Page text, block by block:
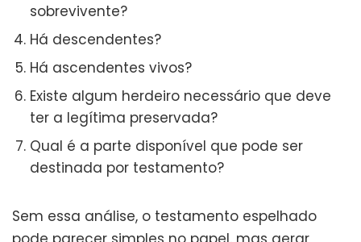
sobrevivente?
Há descendentes?
Há ascendentes vivos?
Existe algum herdeiro necessário que deve
ter a legítima preservada?
Qual é a parte disponível que pode ser
destinada por testamento?
Sem essa análise, o testamento espelhado